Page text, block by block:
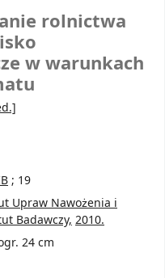
rolnictwa
w warunkach
; 19
Upraw Nawożenia i
Badawczy, 2010.
24 cm